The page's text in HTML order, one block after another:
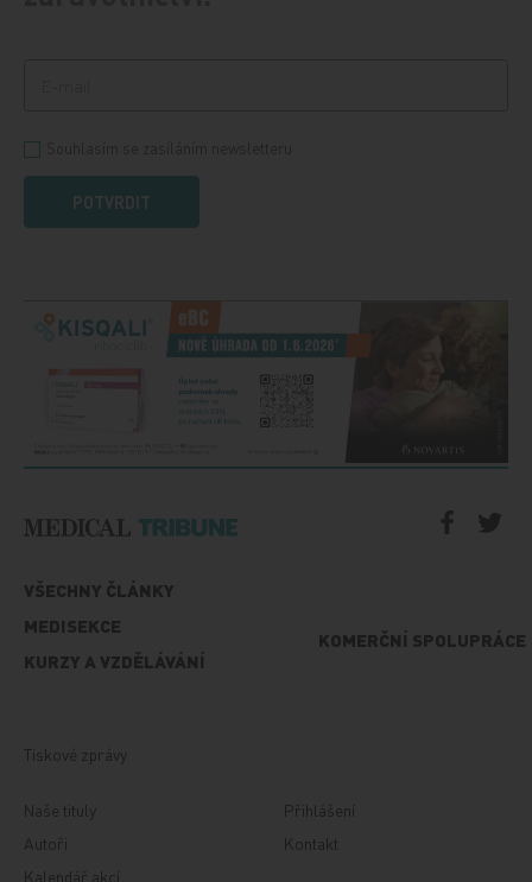
POTVRDIT
VŠECHNY ČLÁNKY
MEDISEKCE
KURZY A VZDĚLÁVÁNÍ
KOMERČNÍ SPOLUPRÁCE
Tiskové zprávy
Naše tituly
Autoři
Kalendář akcí
Přihlášení
Kontakt